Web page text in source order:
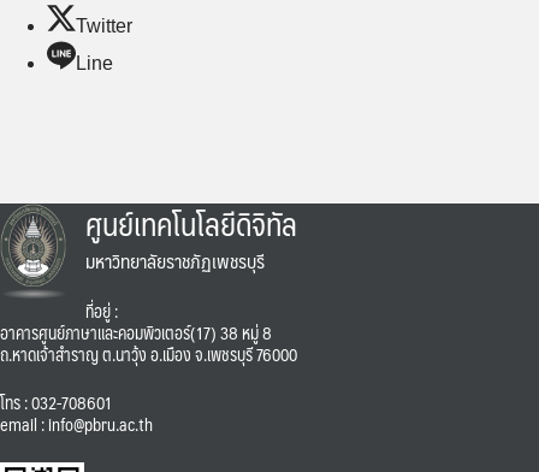
Twitter
Line
ศูนย์เทคโนโลยีดิจิทัล
มหาวิทยาลัยราชภัฏเพชรบุรี
ที่อยู่ :
อาคารศูนย์ภาษาและคอมพิวเตอร์(17) 38 หมู่ 8
ถ.หาดเจ้าสำราญ ต.นาวุ้ง อ.เมือง จ.เพชรบุรี 76000
โทร : 032-708601
email : info@pbru.ac.th